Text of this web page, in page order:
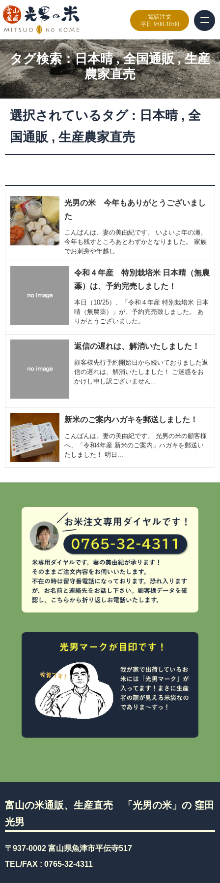
電話注文
平日 9:00-18:00
タグ検索：日本晴,全国通販,生産
農家直売
選択されているタグ : 日本晴, 全
国通販 , 生産農家直売
光男の米 今年もありがとうございまし
た
こんばんは、妻の美由紀です。 いよいよ年の瀬。
今年も残すところあとわずかとなりました。 家族
でお刺身や年越し...
令和４年産 特別栽培米 日本晴（無農
薬）は、予約完売しました！
本日（10/25）、「令和４年産 特別栽培米 日本
晴（無農薬）」が、予約完売致しました。 あ
りがとうございました。 ...
返信の遅れは、解消いたしました！
顧客様先行予約開始日から続いておりました返
信の遅れは、解消いたしました！ ご迷惑をお
かけし申し訳ございません...
新米のご案内ハガキを郵送しました！
こんばんは。妻の美由紀です。 光男の米の顧客様
へ、「令和4年産 新米のご案内」ハガキを郵送い
たしました！ 明日...
富山の米通販、生産直売 「光男の米」の 窪田
光男
〒937-0002 富山県魚津市平伝寺517
TEL/FAX : 0765-32-4311